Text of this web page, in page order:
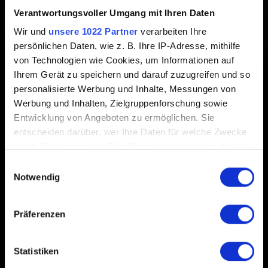
Verantwortungsvoller Umgang mit Ihren Daten
Wir und unsere 1022 Partner verarbeiten Ihre
persönlichen Daten, wie z. B. Ihre IP-Adresse, mithilfe
von Technologien wie Cookies, um Informationen auf
Ihrem Gerät zu speichern und darauf zuzugreifen und so
personalisierte Werbung und Inhalte, Messungen von
Werbung und Inhalten, Zielgruppenforschung sowie
Entwicklung von Angeboten zu ermöglichen. Sie
entscheiden darüber, wer Ihre Daten für welche Zwecke
Trigger Symbol ändern oder widerrufen
Informationen über Ihre geografische Lage
können
Notwendig
Präferenzen
Statistiken
Erstellt vor 1 Jahr Aktualisiert vor 7 Monaten
Patch 2.31 ist jetzt verfügbar! Die Liste mit einigen der
wichtigsten Veränderungenfindest du hier.